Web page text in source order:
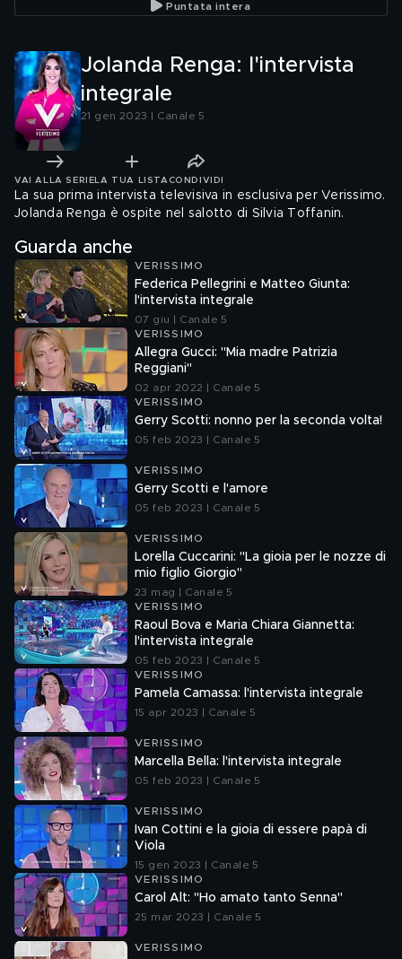
Puntata intera
Jolanda Renga: l'intervista
integrale
21 gen 2023 | Canale 5
VAI ALLA SERIE LA TUA LISTA CONDIVIDI
La sua prima intervista televisiva in esclusiva per Verissimo.
Jolanda Renga è ospite nel salotto di Silvia Toffanin.
Guarda anche
VERISSIMO
Federica Pellegrini e Matteo Giunta:
l'intervista integrale
07 giu | Canale 5
VERISSIMO
Allegra Gucci: "Mia madre Patrizia
Reggiani"
02 apr 2022 | Canale 5
VERISSIMO
Gerry Scotti: nonno per la seconda volta!
05 feb 2023 | Canale 5
VERISSIMO
Gerry Scotti e l'amore
05 feb 2023 | Canale 5
VERISSIMO
Lorella Cuccarini: "La gioia per le nozze di
mio figlio Giorgio"
23 mag | Canale 5
VERISSIMO
Raoul Bova e Maria Chiara Giannetta:
l'intervista integrale
05 feb 2023 | Canale 5
VERISSIMO
Pamela Camassa: l'intervista integrale
15 apr 2023 | Canale 5
VERISSIMO
Marcella Bella: l'intervista integrale
05 feb 2023 | Canale 5
VERISSIMO
Ivan Cottini e la gioia di essere papà di
Viola
15 gen 2023 | Canale 5
VERISSIMO
Carol Alt: "Ho amato tanto Senna"
25 mar 2023 | Canale 5
VERISSIMO